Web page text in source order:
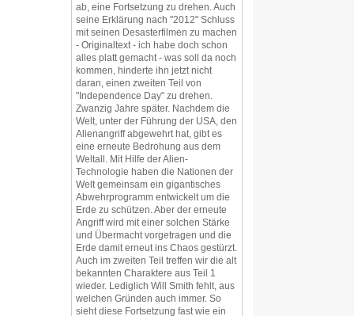
ab, eine Fortsetzung zu drehen. Auch
seine Erklärung nach "2012" Schluss
mit seinen Desasterfilmen zu machen
- Originaltext - ich habe doch schon
alles platt gemacht - was soll da noch
kommen, hinderte ihn jetzt nicht
daran, einen zweiten Teil von
"Independence Day" zu drehen.
Zwanzig Jahre später. Nachdem die
Welt, unter der Führung der USA, den
Alienangriff abgewehrt hat, gibt es
eine erneute Bedrohung aus dem
Weltall. Mit Hilfe der Alien-
Technologie haben die Nationen der
Welt gemeinsam ein gigantisches
Abwehrprogramm entwickelt um die
Erde zu schützen. Aber der erneute
Angriff wird mit einer solchen Stärke
und Übermacht vorgetragen und die
Erde damit erneut ins Chaos gestürzt.
Auch im zweiten Teil treffen wir die alt
bekannten Charaktere aus Teil 1
wieder. Lediglich Will Smith fehlt, aus
welchen Gründen auch immer. So
sieht diese Fortsetzung fast wie ein